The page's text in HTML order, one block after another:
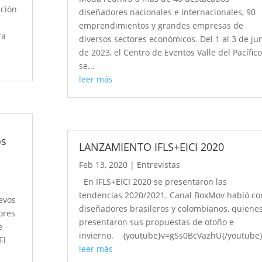
diseñadores nacionales e internacionales, 90
emprendimientos y grandes empresas de
diversos sectores económicos. Del 1 al 3 de
de 2023, el Centro de Eventos Valle del Pacífico
se...
leer más
LANZAMIENTO IFLS+EICI 2020
Feb 13, 2020 | Entrevistas
En IFLS+EICI 2020 se presentaron las
tendencias 2020/2021. Canal BoxMov habló
diseñadores brasileros y colombianos, quienes
presentaron sus propuestas de otoño e
invierno. {youtube}v=gSs0BcVazhU{/youtube}
leer más